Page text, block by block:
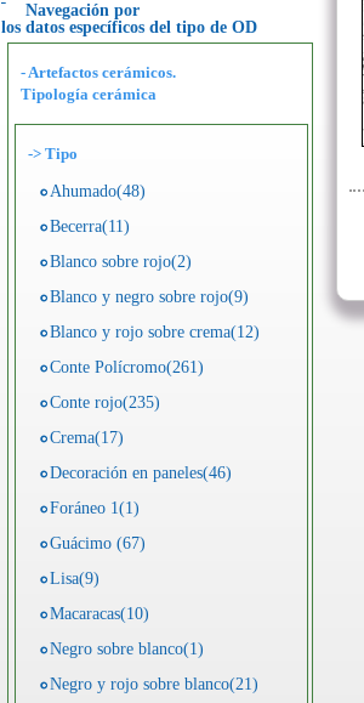
Navegación por
los datos específicos del tipo de OD
- Artefactos cerámicos.
Tipología cerámica
-> Tipo
Ahumado(48)
Becerra(11)
Blanco sobre rojo(2)
Blanco y negro sobre rojo(9)
Blanco y rojo sobre crema(12)
Conte Polícromo(261)
Conte rojo(235)
Crema(17)
Decoración en paneles(46)
Foráneo 1(1)
Guácimo (67)
Lisa(9)
Macaracas(10)
Negro sobre blanco(1)
Negro y rojo sobre blanco(21)